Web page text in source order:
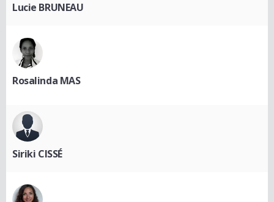
Lucie BRUNEAU
Rosalinda MAS
Siriki CISSÉ